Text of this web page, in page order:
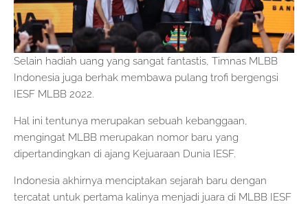
Selain hadiah uang yang sangat fantastis, Timnas MLBB
Indonesia juga berhak membawa pulang trofi bergengsi
IESF MLBB 2022.
Hal ini tentunya merupakan sebuah kebanggaan,
mengingat MLBB merupakan nomor baru yang
dipertandingkan di ajang Kejuaraan Dunia IESF.
Indonesia akhirnya menciptakan sejarah baru dengan
tercatat untuk pertama kalinya menjadi juara di MLBB IESF